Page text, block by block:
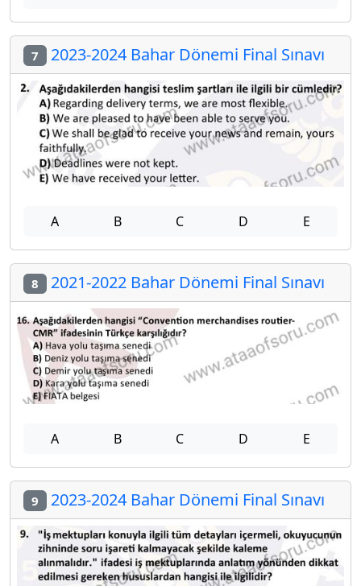
7 2023-2024 Bahar Dönemi Final Sınavı
A B C D E
8 2021-2022 Bahar Dönemi Final Sınavı
A B C D E
9 2023-2024 Bahar Dönemi Final Sınavı